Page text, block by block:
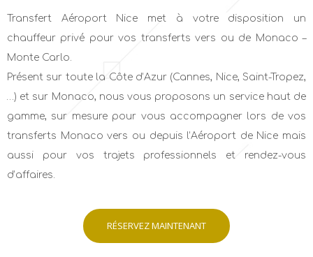
Transfert Aéroport Nice met à votre disposition un
chauffeur privé pour vos transferts vers ou de Monaco –
Monte Carlo.
Présent sur toute la Côte d’Azur (Cannes, Nice, Saint-Tropez,
…) et sur Monaco, nous vous proposons un service haut de
gamme, sur mesure pour vous accompagner lors de vos
transferts Monaco vers ou depuis l’Aéroport de Nice mais
aussi pour vos trajets professionnels et rendez-vous
d’affaires.
RÉSERVEZ MAINTENANT